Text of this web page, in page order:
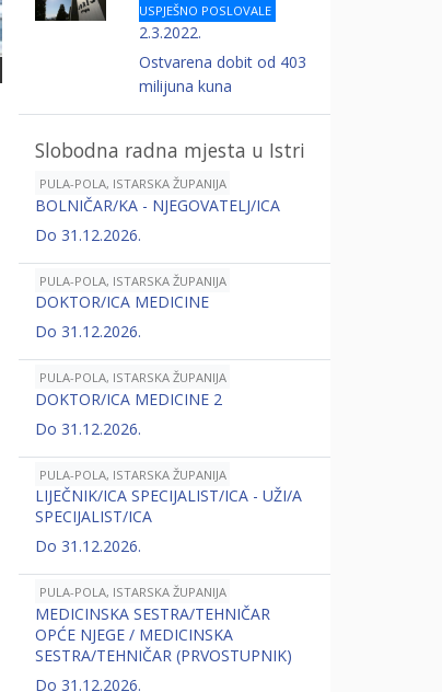
USPJEŠNO POSLOVALE
2.3.2022.
Ostvarena dobit od 403
milijuna kuna
Slobodna radna mjesta u Istri
PULA-POLA, ISTARSKA ŽUPANIJA
BOLNIČAR/KA - NJEGOVATELJ/ICA
Do 31.12.2026.
PULA-POLA, ISTARSKA ŽUPANIJA
DOKTOR/ICA MEDICINE
Do 31.12.2026.
PULA-POLA, ISTARSKA ŽUPANIJA
DOKTOR/ICA MEDICINE 2
Do 31.12.2026.
PULA-POLA, ISTARSKA ŽUPANIJA
LIJEČNIK/ICA SPECIJALIST/ICA - UŽI/A
SPECIJALIST/ICA
Do 31.12.2026.
PULA-POLA, ISTARSKA ŽUPANIJA
MEDICINSKA SESTRA/TEHNIČAR
OPĆE NJEGE / MEDICINSKA
SESTRA/TEHNIČAR (PRVOSTUPNIK)
Do 31.12.2026.